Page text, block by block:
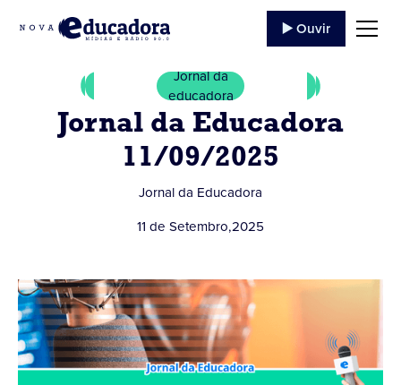
▶️ Ouvir
Jornal da
educadora
Jornal da Educadora
11/09/2025
Jornal da Educadora
11 de Setembro,2025